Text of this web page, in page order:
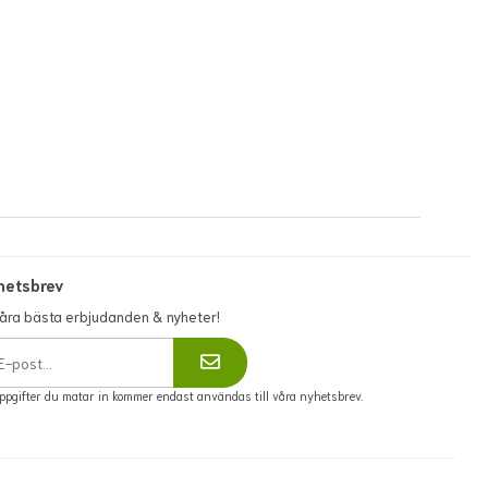
bästa erbjudanden & nyheter!
du matar in kommer endast användas till våra nyhetsbrev.